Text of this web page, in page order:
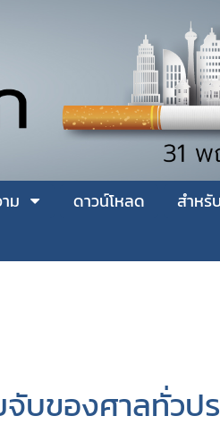
ม ดาวน์โหลด สำหรั
ของศาลทั่วปร